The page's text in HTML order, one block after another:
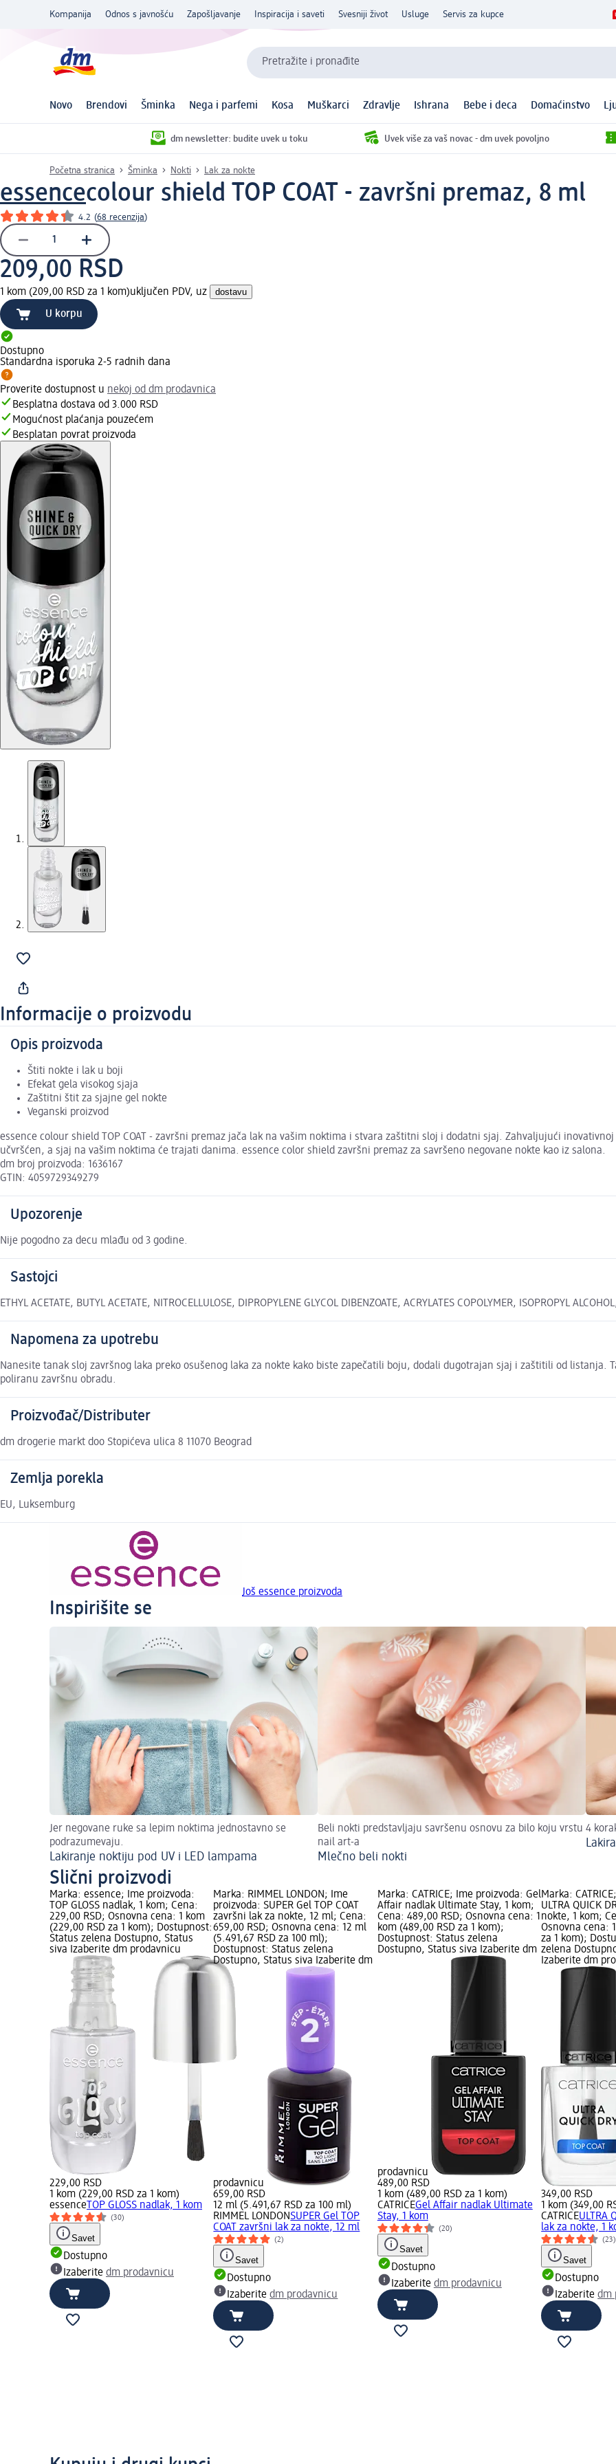
Kompanija Odnos s javnošću Zapošljavanje Inspiracija i saveti Svesniji život Usluge Servis za kupce
Pretražite i pronađite
Novo Brendovi Šminka Nega i parfemi Kosa Muškarci Zdravlje Ishrana Bebe i deca Domaćinstvo
dm newsletter: budite uvek u toku Uvek više za vaš novac - dm uvek povoljno
Početna stranica Šminka Nokti Lak za nokte
essencecolour shield TOP COAT - završni premaz, 8 ml
4.2 (68 recenzija)
209,00 RSD
1 kom (209,00 RSD za 1 kom)uključen PDV, uz dostavu
U korpu
Dostupno
Standardna isporuka 2-5 radnih dana
Proverite dostupnost u nekoj od dm prodavnica
Besplatna dostava od 3.000 RSD
Mogućnost plaćanja pouzećem
Besplatan povrat proizvoda
Informacije o proizvodu
Opis proizvoda
Štiti nokte i lak u boji
Efekat gela visokog sjaja
Zaštitni štit za sjajne gel nokte
Veganski proizvod
essence colour shield TOP COAT - završni premaz jača lak na vašim noktima i stvara zaštitni sloj i dodatni sjaj. Zahvaljujući
učvršćen, a sjaj na vašim noktima će trajati danima. essence color shield završni premaz za savršeno negovane nokte kao iz salona.
dm broj proizvoda: 1636167
GTIN: 4059729349279
Upozorenje
Nije pogodno za decu mlađu od 3 godine.
Sastojci
ETHYL ACETATE, BUTYL ACETATE, NITROCELLULOSE, DIPROPYLENE GLYCOL DIBENZOATE, ACRYLATES COPOLYMER, ISOPROPYL
Napomena za upotrebu
Nanesite tanak sloj završnog laka preko osušenog laka za nokte kako biste zapečatili boju, dodali dugotrajan sjaj i zaštitili od listanja.
poliranu završnu obradu.
Proizvođač/Distributer
dm drogerie markt doo Stopićeva ulica 8 11070 Beograd
Zemlja porekla
EU, Luksemburg
Još essence proizvoda
Inspirišite se
Jer negovane ruke sa lepim noktima jednostavno se
podrazumevaju.
Lakiranje noktiju pod UV i LED lampama
Beli nokti predstavljaju savršenu osnovu za bilo koju vrstu
nail art-a
Mlečno beli nokti
4
Slični proizvodi
Marka: essence; Ime proizvoda:
TOP GLOSS nadlak, 1 kom; Cena:
229,00 RSD; Osnovna cena: 1 kom
(229,00 RSD za 1 kom); Dostupnost:
Status zelena Dostupno, Status
siva Izaberite dm prodavnicu
229,00 RSD
1 kom (229,00 RSD za 1 kom)
essenceTOP GLOSS nadlak, 1 kom
(30)
Savet
Dostupno
Izaberite dm prodavnicu
Marka: RIMMEL LONDON; Ime
proizvoda: SUPER Gel TOP COAT
završni lak za nokte, 12 ml; Cena:
659,00 RSD; Osnovna cena: 12 ml
(5.491,67 RSD za 100 ml);
Dostupnost: Status zelena
Dostupno, Status siva Izaberite dm
prodavnicu
659,00 RSD
12 ml (5.491,67 RSD za 100 ml)
RIMMEL LONDONSUPER Gel TOP
COAT završni lak za nokte, 12 ml
(2)
Savet
Dostupno
Izaberitedm prodavnicu
Marka: CATRICE; Ime proizvoda: Gel
Affair nadlak Ultimate Stay, 1 kom;
Cena: 489,00 RSD; Osnovna cena: 1
kom (489,00 RSD za 1 kom);
Dostupnost: Status zelena
Dostupno, Status siva Izaberite dm
prodavnicu
489,00 RSD
1 kom (489,00 RSD za 1 kom)
CATRICEGel Affair nadlak Ultimate
Stay, 1 kom
(20)
Savet
Dostupno
Izaberite dm prodavnicu
Marka:
ULTRA QUICK
nokte, 1 kom;
Osnovna cena:
za 1 kom);
zelena
Izaberite dm
349,00 RSD
1 kom (349,00
CATRICEULTRA
lak za nokte, 1
(23)
Savet
Dostupno
Izaberitedm